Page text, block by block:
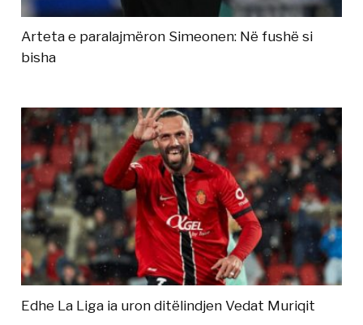
Arteta e paralajmëron Simeonen: Në fushë si
bisha
Edhe La Liga ia uron ditëlindjen Vedat Muriqit